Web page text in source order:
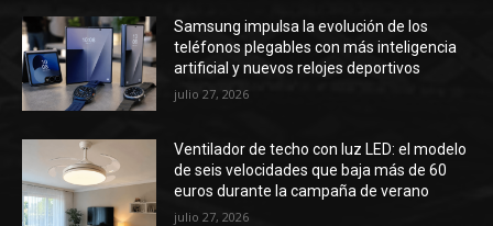
Samsung impulsa la evolución de los
teléfonos plegables con más inteligencia
artificial y nuevos relojes deportivos
julio 27, 2026
Ventilador de techo con luz LED: el modelo
de seis velocidades que baja más de 60
euros durante la campaña de verano
julio 27, 2026